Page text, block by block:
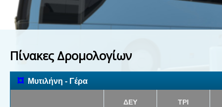
Πίνακες Δρομολογίων
¤ Μυτιλήνη - Γέρα
ΔΕΥ ΤΡΙ